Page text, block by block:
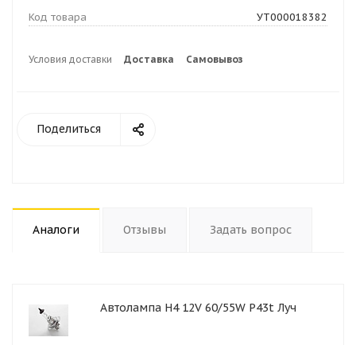
Код товара УТ000018382
Условия доставки Доставка Самовывоз
Поделиться
Аналоги Отзывы Задать вопрос
Автолампа H4 12V 60/55W P43t Луч